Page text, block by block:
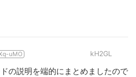
uMO kH2GL
の説明を端的にまとめましたので